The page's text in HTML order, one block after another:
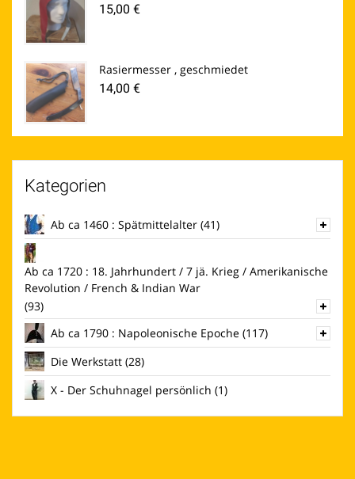
15,00 €
Rasiermesser , geschmiedet
14,00 €
Kategorien
Ab ca 1460 : Spätmittelalter (41)
Ab ca 1720 : 18. Jahrhundert / 7 jä. Krieg / Amerikanische
Revolution / French & Indian War
(93)
Ab ca 1790 : Napoleonische Epoche (117)
Die Werkstatt (28)
X - Der Schuhnagel persönlich (1)